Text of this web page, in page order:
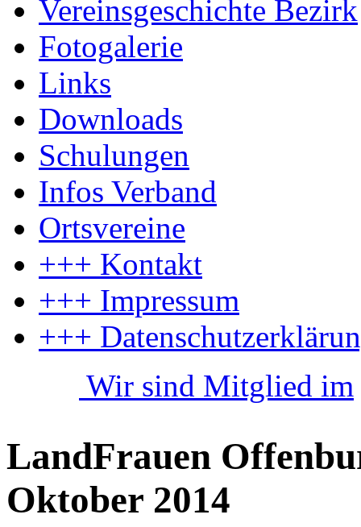
Vereinsgeschichte Bezirk
Fotogalerie
Links
Downloads
Schulungen
Infos Verband
Ortsvereine
+++ Kontakt
+++ Impressum
+++
Wir sind Mitglied im
LandFrauen
Oktober 2014